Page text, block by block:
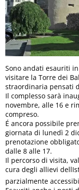
Sono andati esauriti
visitare la Torre dei
straordinaria pensati
Il complesso sarà
novembre, alle 16 e
compreso.
É ancora possibile
giornata di lunedì 2
prenotazione
dalle 8 alle 17.
Il percorso di visita,
cura degli allievi
parzialmente